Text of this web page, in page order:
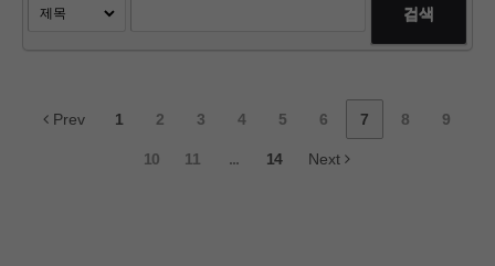
검색
Prev 1 2 3 4 5 6 7 8 9
10 11 ... 14 Next